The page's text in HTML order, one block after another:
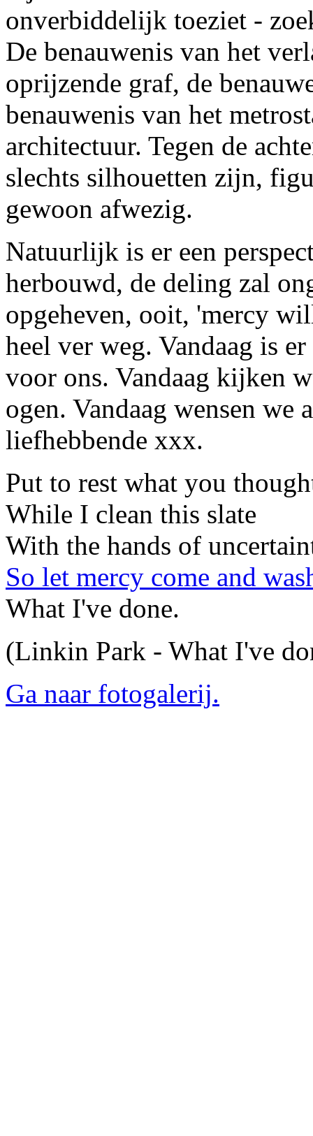
onverbiddelijk toeziet -
De benauwenis van het
oprijzende graf, de
benauwenis van het
architectuur. Tegen de
slechts silhouetten zijn,
gewoon afwezig.
Natuurlijk is er een
herbouwd, de deling zal
opgeheven, ooit, 'mercy
heel ver weg. Vandaag is
voor ons. Vandaag kijken
ogen. Vandaag wensen we
liefhebbende xxx.
Put to rest what you
While I clean this slate
With the hands of
So let mercy come and
What I've done.
(Linkin Park - What I've
Ga naar fotogalerij.